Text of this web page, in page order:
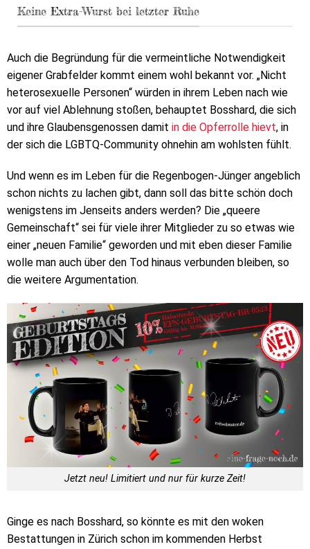
Keine Extra-Wurst bei letzter Ruhe
Auch die Begründung für die vermeintliche Notwendigkeit
eigener Grabfelder kommt einem wohl bekannt vor. „Nicht
heterosexuelle Personen“ würden in ihrem Leben nach wie
vor auf viel Ablehnung stoßen, behauptet Bosshard, die sich
und ihre Glaubensgenossen damit in die Opferrolle hievt, in
der sich die LGBTQ-Community ohnehin am wohlsten fühlt.
Und wenn es im Leben für die Regenbogen-Jünger angeblich
schon nichts zu lachen gibt, dann soll das bitte schön doch
wenigstens im Jenseits anders werden? Die „queere
Gemeinschaft“ sei für viele ihrer Mitglieder zu so etwas wie
einer „neuen Familie“ geworden und mit eben dieser Familie
wolle man auch über den Tod hinaus verbunden bleiben, so
die weitere Argumentation.
Jetzt neu! Limitiert und nur für kurze Zeit!
Ginge es nach Bosshard, so könnte es mit den woken
Bestattungen in Zürich schon im kommenden Herbst